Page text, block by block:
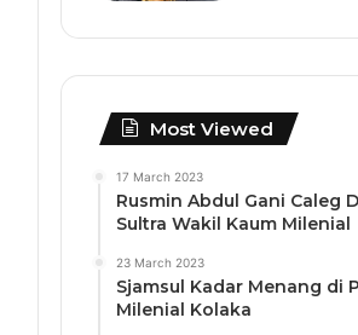
Most Viewed
17 March 2023
Rusmin Abdul Gani Caleg
Sultra Wakil Kaum Milenial
23 March 2023
Sjamsul Kadar Menang di
Milenial Kolaka